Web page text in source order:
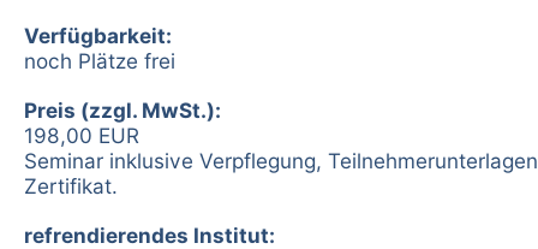
Verfügbarkeit:
noch Plätze frei
Preis (zzgl. MwSt.):
198,00 EUR
Seminar inklusive Verpflegung,
Zertifikat.
refrendierendes Institut: